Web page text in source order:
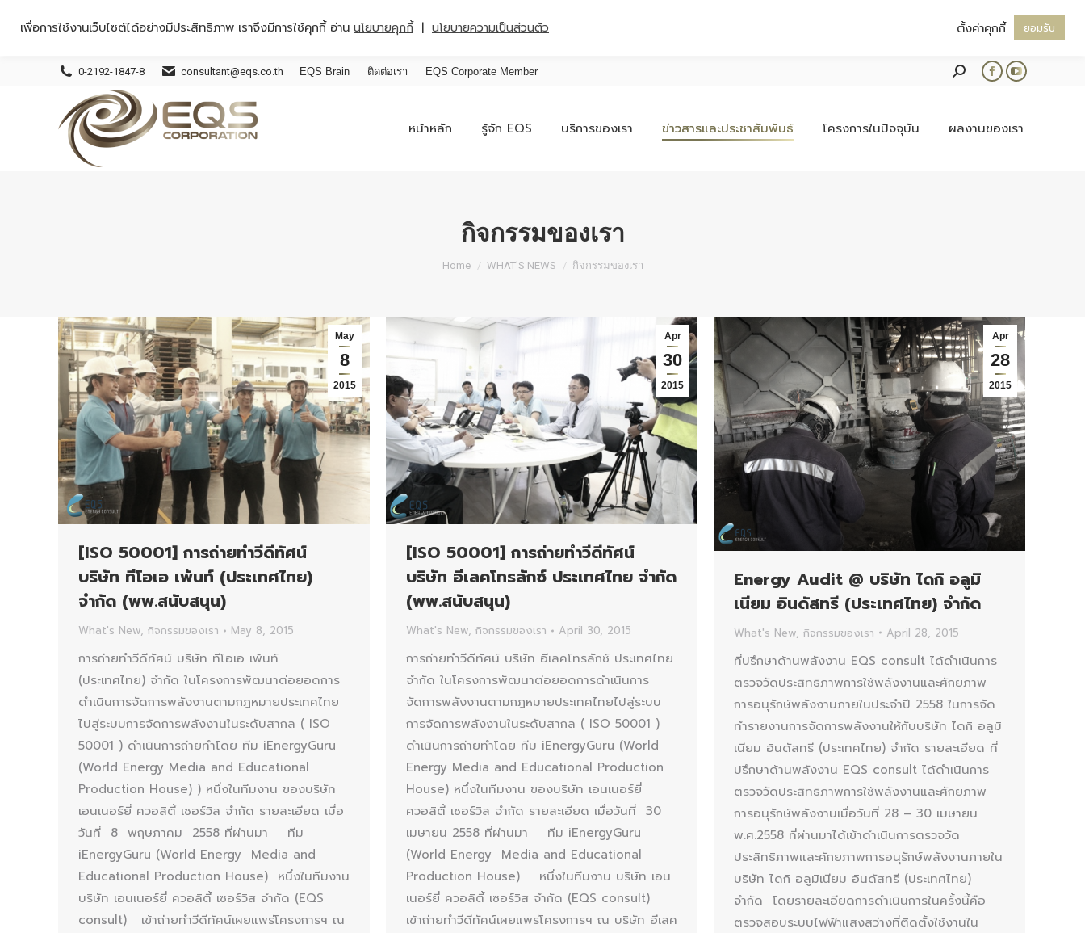
0-2192-1847-8 consultant@eqs.co.th EQS Brain ติดต่อเรา EQS Corporate Member Search:
Facebook
opens
YouTube
opens
หน้าหลัก รู้จัก EQS บริการของเรา ข่าวสารและประชาสัมพันธ์ โครงการในปัจจุบัน ผลงานของเรา
กิจกรรมของเรา
You are here:
Home WHAT’S NEWS กิจกรรมของเรา
May
8
2015
[ISO 50001] การถ่ายทำวีดีทัศน์
บริษัท ทีโอเอ เพ้นท์ (ประเทศไทย)
จำกัด (พพ.สนับสนุน)
What's New, กิจกรรมของเรา May 8, 2015
การถ่ายทำวีดีทัศน์ บริษัท ทีโอเอ เพ้นท์
(ประเทศไทย) จำกัด ในโครงการพัฒนาต่อยอดการ
ดำเนินการจัดการพลังงานตามกฎหมายประเทศไทย
ไปสู่ระบบการจัดการพลังงานในระดับสากล ( ISO
50001 ) ดำเนินการถ่ายทำโดย ทีม iEnergyGuru
(World Energy Media and Educational
Production House) ) หนึ่งในทีมงาน ของบริษัท
เอนเนอร์ยี่ ควอลิตี้ เซอร์วิส จำกัด รายละเอียด เมื่อ
วันที่ 8 พฤษภาคม 2558 ที่ผ่านมา ทีม
iEnergyGuru (World Energy Media and
Educational Production House) หนึ่งในทีมงาน
บริษัท เอนเนอร์ยี่ ควอลิตี้ เซอร์วิส จำกัด (EQS
consult) เข้าถ่ายทำวีดีทัศน์เผยแพร่โครงการฯ ณ
Apr
30
2015
[ISO 50001] การถ่ายทำวีดีทัศน์
บริษัท อีเลคโทรลักซ์ ประเทศไทย จำกัด
(พพ.สนับสนุน)
What's New, กิจกรรมของเรา April 30, 2015
การถ่ายทำวีดีทัศน์ บริษัท อีเลคโทรลักซ์ ประเทศไทย
จำกัด ในโครงการพัฒนาต่อยอดการดำเนินการ
จัดการพลังงานตามกฎหมายประเทศไทยไปสู่ระบบ
การจัดการพลังงานในระดับสากล ( ISO 50001 )
ดำเนินการถ่ายทำโดย ทีม iEnergyGuru (World
Energy Media and Educational Production
House) หนึ่งในทีมงาน ของบริษัท เอนเนอร์ยี่
ควอลิตี้ เซอร์วิส จำกัด รายละเอียด เมื่อวันที่ 30
เมษายน 2558 ที่ผ่านมา ทีม iEnergyGuru
(World Energy Media and Educational
Production House) หนึ่งในทีมงาน บริษัท เอน
เนอร์ยี่ ควอลิตี้ เซอร์วิส จำกัด (EQS consult)
เข้าถ่ายทำวีดีทัศน์เผยแพร่โครงการฯ ณ บริษัท อีเลค
Apr
28
2015
Energy Audit @ บริษัท ไดกิ อลูมิ
เนียม อินดัสทรี (ประเทศไทย) จำกัด
What's New, กิจกรรมของเรา April 28, 2015
ที่ปรึกษาด้านพลังงาน EQS consult ได้ดำเนินการ
ตรวจวัดประสิทธิภาพการใช้พลังงานและศักยภาพ
การอนุรักษ์พลังงานภายในประจำปี 2558 ในการจัด
ทำรายงานการจัดการพลังงานให้กับบริษัท ไดกิ อลูมิ
เนียม อินดัสทรี (ประเทศไทย) จำกัด รายละเอียด ที่
ปรึกษาด้านพลังงาน EQS consult ได้ดำเนินการ
ตรวจวัดประสิทธิภาพการใช้พลังงานและศักยภาพ
การอนุรักษ์พลังงานเมื่อวันที่ 28 – 30 เมษายน
พ.ศ.2558 ที่ผ่านมาได้เข้าดำเนินการตรวจวัด
ประสิทธิภาพและศักยภาพการอนุรักษ์พลังงานภายใน
บริษัท ไดกิ อลูมิเนียม อินดัสทรี (ประเทศไทย)
จำกัด โดยรายละเอียดการดำเนินการในครั้งนี้คือ
ตรวจสอบระบบไฟฟ้าแสงสว่างที่ติดตั้งใช้งานใน
เพื่อการใช้งานเว็บไซต์ได้อย่างมีประสิทธิภาพ เราจึงมีการใช้คุกกี้ อ่าน นโยบายคุกกี้ | นโยบายความเป็นส่วนตัว ตั้งค่าคุกกี้ ยอมรับ